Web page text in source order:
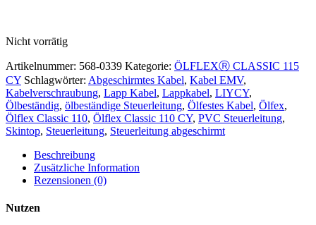
Nicht vorrätig
Artikelnummer: 568-0339 Kategorie: ÖLFLEXⓇ CLASSIC 115
CY Schlagwörter: Abgeschirmtes Kabel, Kabel EMV,
Kabelverschraubung, Lapp Kabel, Lappkabel, LIYCY,
Ölbeständig, ölbeständige Steuerleitung, Ölfestes Kabel, Ölfex,
Ölflex Classic 110, Ölflex Classic 110 CY, PVC Steuerleitung,
Skintop, Steuerleitung, Steuerleitung abgeschirmt
Beschreibung
Zusätzliche Information
Rezensionen (0)
Nutzen